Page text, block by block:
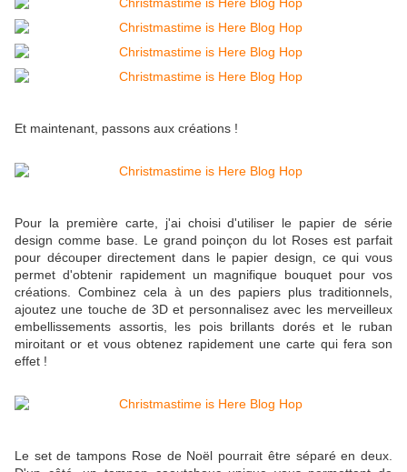
Et maintenant, passons aux créations !
Pour la première carte, j'ai choisi d'utiliser le papier de série
design comme base. Le grand poinçon du lot Roses est parfait
pour découper directement dans le papier design, ce qui vous
permet d'obtenir rapidement un magnifique bouquet pour vos
créations. Combinez cela à un des papiers plus traditionnels,
ajoutez une touche de 3D et personnalisez avec les merveilleux
embellissements assortis, les pois brillants dorés et le ruban
miroitant or et vous obtenez rapidement une carte qui fera son
effet !
Le set de tampons Rose de Noël pourrait être séparé en deux.